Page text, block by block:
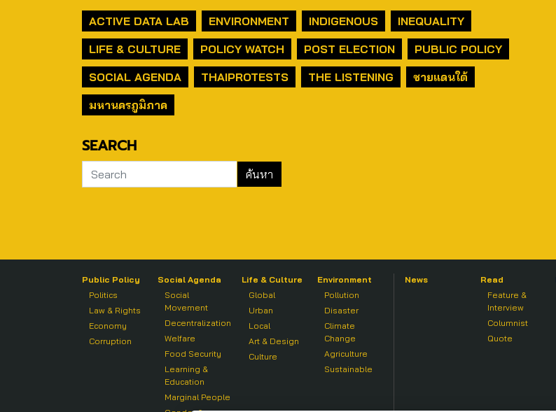
ACTIVE DATA LAB ENVIRONMENT INDIGENOUS
INEQUALITY
LIFE & CULTURE
POLICY WATCH POST ELECTION
PUBLIC POLICY
SOCIAL AGENDA
THAIPROTESTS THE LISTENING
ชายแดนใต้
มหานครภูมิภาค
SEARCH
Public Policy
Politics
Law & Rights
Economy
Corruption
Social Agenda
Social
Movement
Decentralization
Welfare
Food Security
Learning &
Education
Marginal People
Life & Culture
Global
Urban
Local
Art & Design
Culture
Environment
Pollution
Disaster
Climate
Change
Agriculture
Sustainable
News
Read
Feature &
Interview
Columnist
Quote